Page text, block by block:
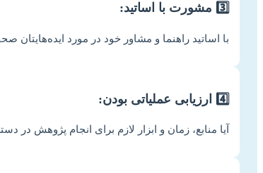
3️⃣ مشورت با اساتید:
با اساتید راهنما و مشاور خود در مورد ایده‌هایتان
4️⃣ ارزیابی عملیاتی بودن:
آیا منابع، زمان و ابزار لازم برای انجام پژوهش در